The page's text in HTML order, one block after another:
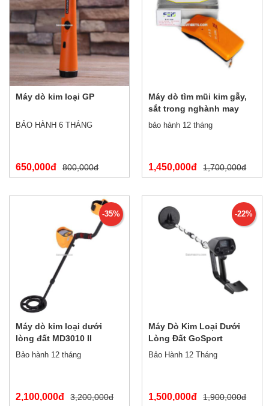
Máy dò kim loại GP
BẢO HÀNH 6 THÁNG
650,000đ 800,000đ
Máy dò tìm mũi kim gẫy,
sắt trong nghành may
mặc TY-20MJ
bảo hành 12 tháng
1,450,000đ 1,700,000đ
-35%
Máy dò kim loại dưới
lòng đất MD3010 II
Bảo hành 12 tháng
2,100,000đ 3,200,000đ
-22%
Máy Dò Kim Loại Dưới
Lòng Đất GoSport
MD4030
Bảo Hành 12 Tháng
1,500,000đ 1,900,000đ